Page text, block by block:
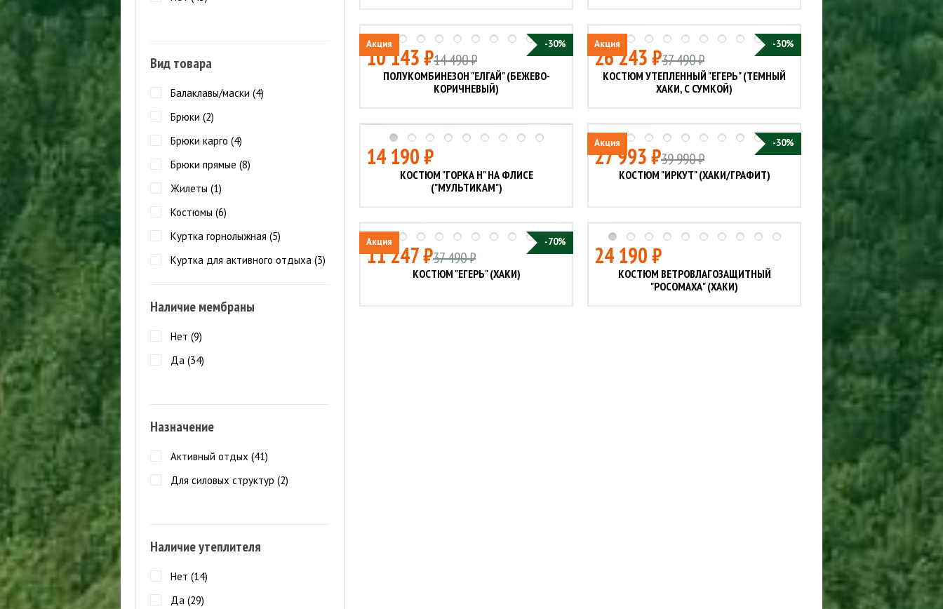
Вид товара
Балаклавы/маски (4)
Брюки (2)
Брюки карго (4)
Брюки прямые (8)
Жилеты (1)
Костюмы (6)
Куртка горнолыжная (5)
Куртка для активного отдыха (3)
Куртка для охоты и рыбалки (2)
Куртка парка (2)
Куртки (
Полукомбинезон (
Наличие мембраны
Нет (9)
Да (34)
Назначение
Активный отдых (41)
Для силовых структур (2)
Наличие утеплителя
Нет (14)
Да (29)
Акция -30%
10 143 ₽14 490 ₽
ПОЛУКОМБИНЕЗОН "ЕЛГАЙ" (БЕЖЕВО-
КОРИЧНЕВЫЙ)
Акция -30%
26 243 ₽37 490 ₽
КОСТЮМ УТЕПЛЕННЫЙ "ЕГЕРЬ" (ТЕМНЫЙ
ХАКИ, С СУМКОЙ)
14 190 ₽
КОСТЮМ "ГОРКА Н" НА ФЛИСЕ
("МУЛЬТИКАМ")
Акция -30%
27 993 ₽39 990 ₽
КОСТЮМ "ИРКУТ" (ХАКИ/ГРАФИТ)
Акция -70%
11 247 ₽37 490 ₽
КОСТЮМ "ЕГЕРЬ" (ХАКИ)
24 190 ₽
КОСТЮМ ВЕТРОВЛАГОЗАЩИТНЫЙ
"РОСОМАХА" (ХАКИ)